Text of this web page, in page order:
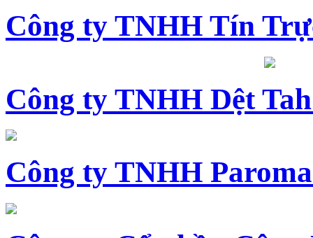
Công ty TNHH Tín
Công ty TNHH Dệt
Công ty TNHH